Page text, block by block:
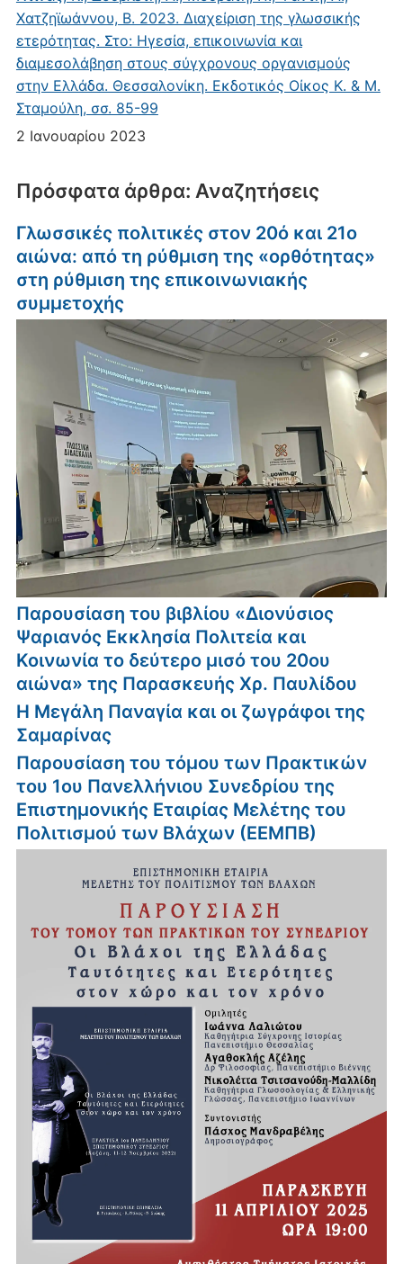
Χατζηϊωάννου, Β. 2023. Διαχείριση της γλωσσικής
ετερότητας. Στο: Ηγεσία, επικοινωνία και
διαμεσολάβηση στους σύγχρονους οργανισμούς
στην Ελλάδα. Θεσσαλονίκη. Εκδοτικός Οίκος Κ. & Μ.
Σταμούλη, σσ. 85-99
2 Ιανουαρίου 2023
Πρόσφατα άρθρα: Αναζητήσεις
Γλωσσικές πολιτικές στον 20ό και 21ο
αιώνα: από τη ρύθμιση της «ορθότητας»
στη ρύθμιση της επικοινωνιακής
συμμετοχής
Παρουσίαση του βιβλίου «Διονύσιος
Ψαριανός Εκκλησία Πολιτεία και
Κοινωνία το δεύτερο μισό του 20ου
αιώνα» της Παρασκευής Χρ. Παυλίδου
Η Μεγάλη Παναγία και οι ζωγράφοι της
Σαμαρίνας
Παρουσίαση του τόμου των Πρακτικών
του 1ου Πανελλήνιου Συνεδρίου της
Επιστημονικής Εταιρίας Μελέτης του
Πολιτισμού των Βλάχων (ΕΕΜΠΒ)